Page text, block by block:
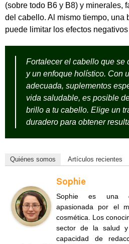
(sobre todo B6 y B8) y minerales,
del cabello. Al mismo tiempo, una
puede limitar los efectos
Fortalecer el cabello que se
y un enfoque holístico. Con
adecuada, suplementos
vida saludable, es posible
brillo a tu cabello. Elige un
duradero para obtener
Quiénes somos Artículos recientes
Sophie
Sophie es una
apasionada por el
cosmética. Los
sector de la salud
capacidad de